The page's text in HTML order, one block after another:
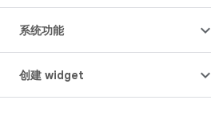
系统功能
创建 widget